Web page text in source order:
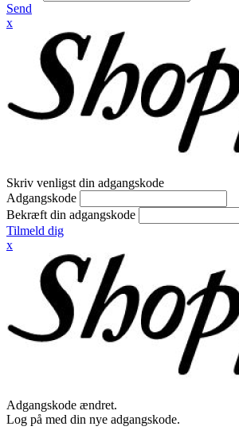
Send
x
Skriv venligst din adgangskode
Adgangskode
Bekræft din adgangskode
Tilmeld dig
x
Adgangskode ændret.
Log på med din nye adgangskode.